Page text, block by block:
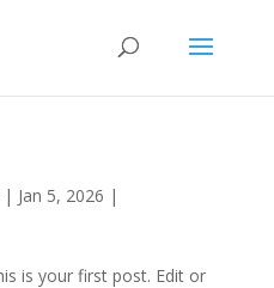
Jan 5, 2026 |
is your first post. Edit or